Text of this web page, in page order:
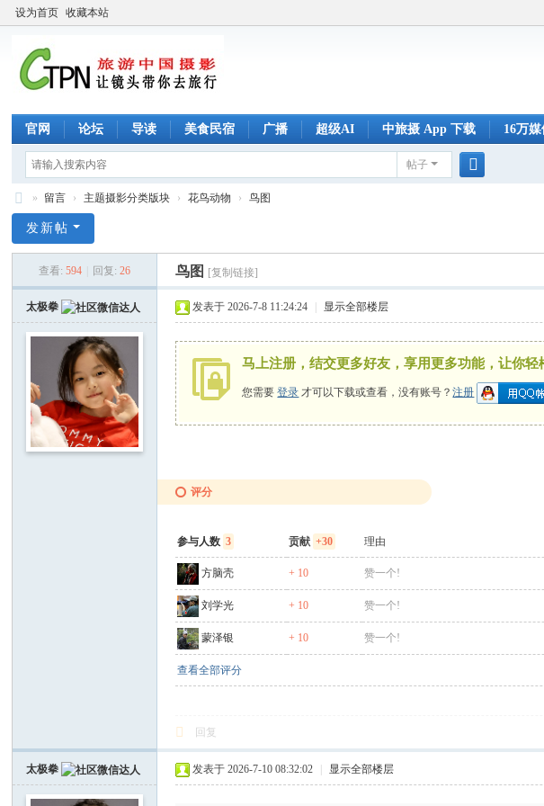
设为首页 收藏本站
官网 论坛 导读 美食民宿 广播 超级AI 中旅摄 App 下载 16万
帖子
T
旅
» 留言 › 主题摄影分类版块 › 花鸟动物 › 鸟图
发新帖
查看: 594 回复: 26 鸟图 [复制链接]
太极拳 发表于 2026-7-8 11:24:24 显示全部楼层
马上注册，结交更多好友，享用更多功能，让你轻
您需要登录 才可以下载或查看，没有账号？注册
评分
参与人数 3 贡献 +30 理由
方脑壳 + 10 赞一个!
刘学光 + 10 赞一个!
蒙泽银 + 10 赞一个!
查看全部评分
回复
太极拳 发表于 2026-7-10 08:32:02 显示全部楼层